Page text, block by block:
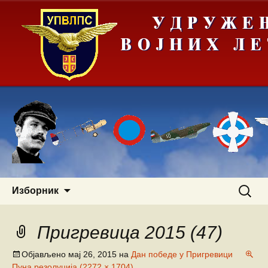
Изборник
Пригревица 2015 (47)
Објављено мај 26, 2015 на Дан победе у Пригревици